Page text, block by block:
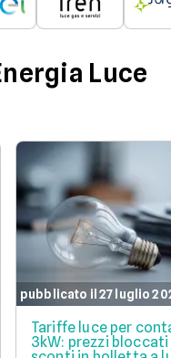
Luce
pubblicato il 27 luglio
Tariffe luce per
3kW: prezzi bloccati